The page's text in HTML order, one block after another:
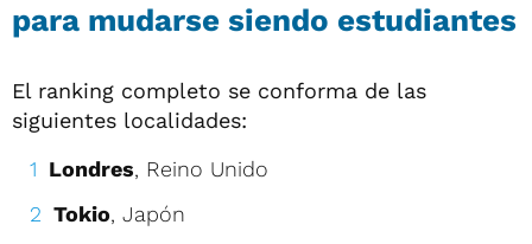
para mudarse siendo estudiantes
El ranking completo se conforma de las
siguientes localidades:
Londres, Reino Unido
Tokio, Japón